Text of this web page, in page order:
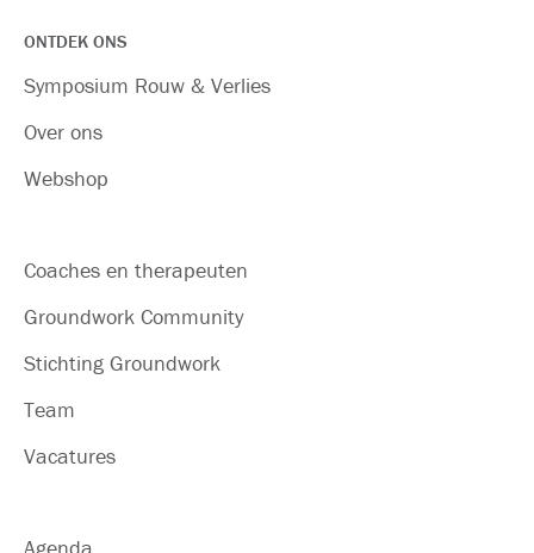
ONTDEK ONS
Symposium Rouw & Verlies
Over ons
Webshop
Coaches en therapeuten
Groundwork Community
Stichting Groundwork
Team
Vacatures